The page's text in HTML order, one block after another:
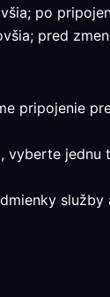
po
pred
pripojenie
vyberte